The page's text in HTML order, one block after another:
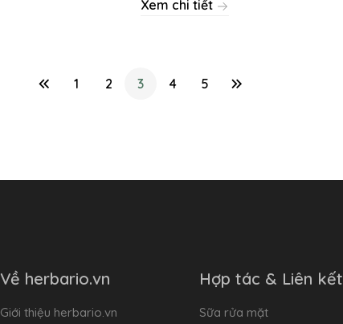
Xem chi tiết
1 2 3 4 5
Về herbario.vn
Giới thiệu herbario.vn
Hợp tác & Liên kết
Sữa rửa mặt